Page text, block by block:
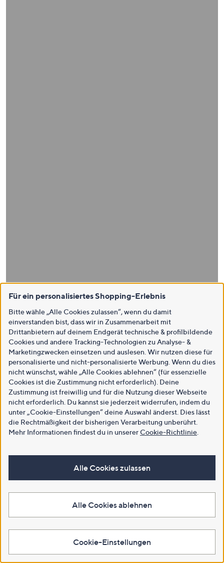
Für ein personalisiertes Shopping-Erlebnis
Bitte wähle „Alle Cookies zulassen“, wenn du damit
einverstanden bist, dass wir in Zusammenarbeit mit
Drittanbietern auf deinem Endgerät technische & profilbildende
Cookies und andere Tracking-Technologien zu Analyse- &
Marketingzwecken einsetzen und auslesen. Wir nutzen diese für
personalisierte und nicht-personalisierte Werbung. Wenn du dies
nicht wünschst, wähle „Alle Cookies ablehnen“ (für essenzielle
Cookies ist die Zustimmung nicht erforderlich). Deine
Zustimmung ist freiwillig und für die Nutzung dieser Webseite
nicht erforderlich. Du kannst sie jederzeit widerrufen, indem du
unter „Cookie-Einstellungen“ deine Auswahl änderst. Dies lässt
die Rechtmäßigkeit der bisherigen Verarbeitung unberührt.
Mehr Informationen findest du in unsererCookie-Richtlinie
Alle Cookies zulassen
Alle Cookies ablehnen
Cookie-Einstellungen